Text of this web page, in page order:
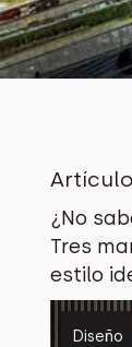
¿No
Tres
estilo
Diseño